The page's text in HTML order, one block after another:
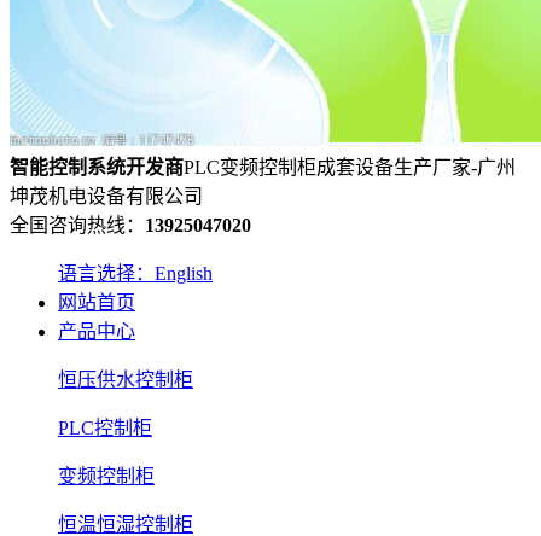
智能控制系统开发商PLC变频控制柜成套设备生产厂家-广州
坤茂机电设备有限公司
全国咨询热线： 13925047020
语言选择：English
网站首页
产品中心
恒压供水控制柜
PLC控制柜
变频控制柜
恒温恒湿控制柜